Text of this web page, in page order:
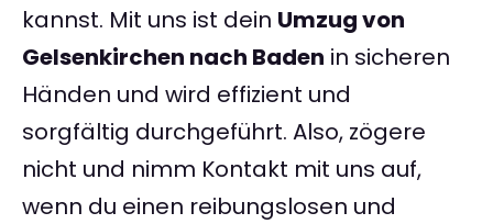
kannst. Mit uns ist dein Umzug von
Gelsenkirchen nach Baden in sicheren
Händen und wird effizient und
sorgfältig durchgeführt. Also, zögere
nicht und nimm Kontakt mit uns auf,
wenn du einen reibungslosen und